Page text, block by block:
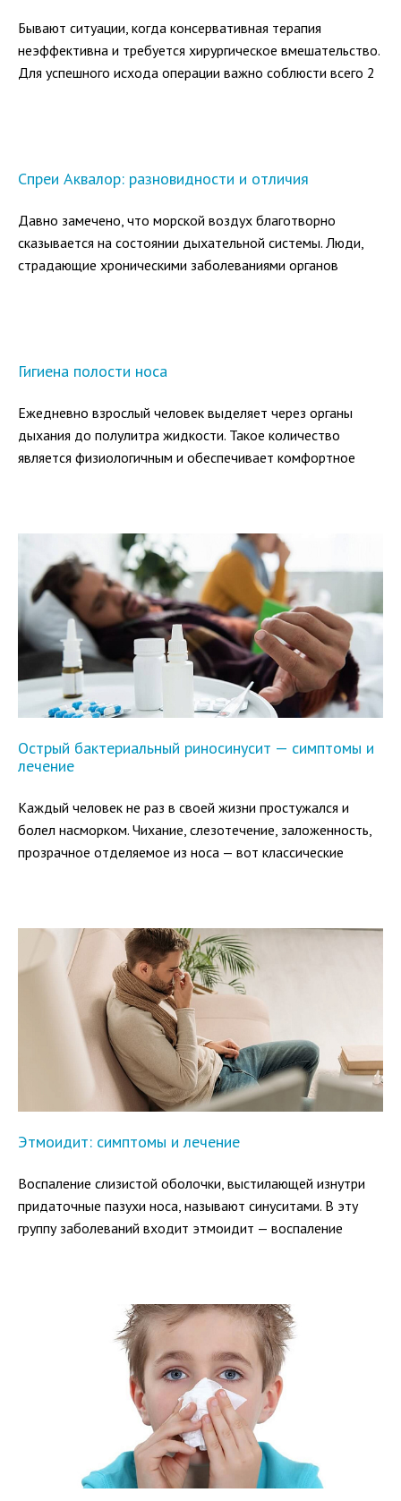
Бывают ситуации, когда консервативная терапия
неэффективна и требуется хирургическое вмешательство.
Для успешного исхода операции важно соблюсти всего 2
Спреи Аквалор: разновидности и отличия
Давно замечено, что морской воздух благотворно
сказывается на состоянии дыхательной системы. Люди,
страдающие хроническими заболеваниями органов
Гигиена полости носа
Ежедневно взрослый человек выделяет через органы
дыхания до полулитра жидкости. Такое количество
является физиологичным и обеспечивает комфортное
Острый бактериальный риносинусит — симптомы и
лечение
Каждый человек не раз в своей жизни простужался и
болел насморком. Чихание, слезотечение, заложенность,
прозрачное отделяемое из носа — вот классические
Этмоидит: симптомы и лечение
Воспаление слизистой оболочки, выстилающей изнутри
придаточные пазухи носа, называют синуситами. В эту
группу заболеваний входит этмоидит — воспаление
заболевания зависят от его клинической картины,
возбудителя, характера инфекционного процесса.